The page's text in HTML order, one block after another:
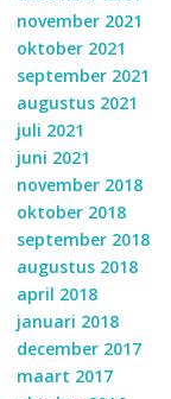
november 2021
oktober 2021
september 2021
augustus 2021
juli 2021
juni 2021
november 2018
oktober 2018
september 2018
augustus 2018
april 2018
januari 2018
december 2017
maart 2017